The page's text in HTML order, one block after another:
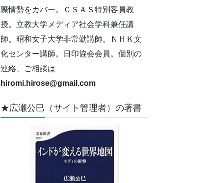
際情勢をカバー。ＣＳＡＳ特別客員教
授。立教大学メディア社会学科兼任講
師。昭和女子大学非常勤講師。ＮＨＫ文
化センター講師。日印協会会員。個別の
連絡、ご相談は
hiromi.hirose@gmail.com
★広瀬公巳（サイト管理者）の著書